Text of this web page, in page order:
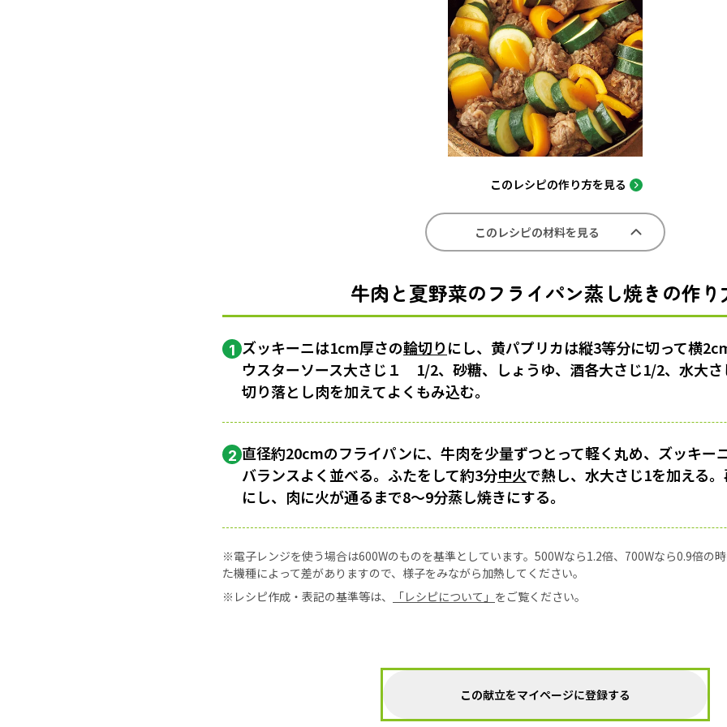
このレシピの作り方を見る
このレシピの材料を見る
牛肉と夏野菜のフライパン蒸し焼きの作り
1 ズッキーニは1cm厚さの輪切りにし、黄パプリカは縦3等分に切って横
ウスターソース大さじ１ 1/2、砂糖、しょうゆ、酒各大さじ1/2、水大さ
切り落とし肉を加えてよくもみ込む。
2 直径約20cmのフライパンに、牛肉を少量ずつとって軽く丸め、ズッキー
バランスよく並べる。ふたをして約3分中火で熱し、水大さじ1を加える
にし、肉に火が通るまで8〜9分蒸し焼きにする。
※電子レンジを使う場合は600Wのものを基準としています。500Wなら1.2倍、700Wなら0.9倍の
た機種によって差がありますので、様子をみながら加熱してください。
※レシピ作成・表記の基準等は、
「レシピについて」 をご覧ください。
この献立をマイページに登録する